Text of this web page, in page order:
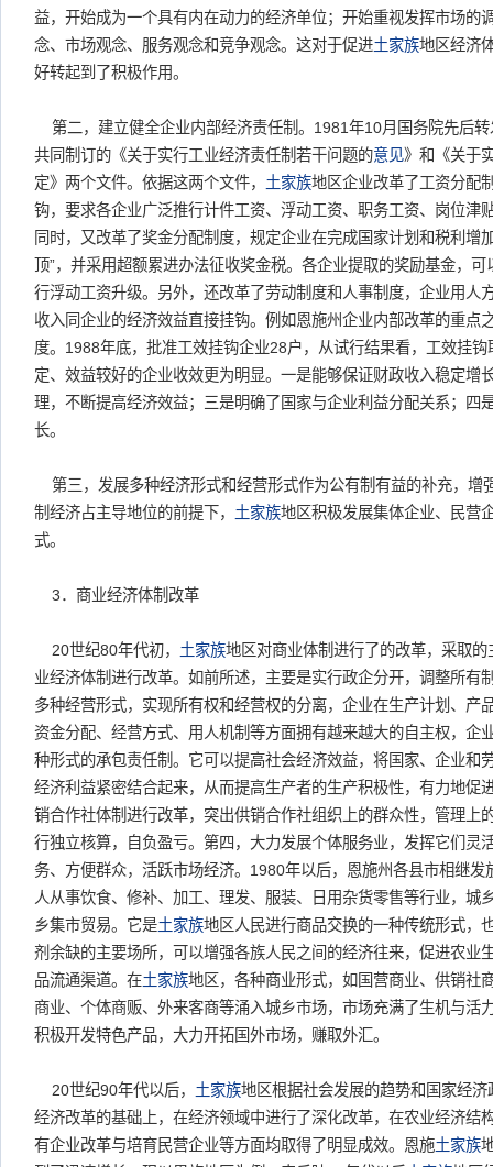
益，开始成为一个具有内在动力的经济单位；开始重视发挥市场的
念、市场观念、服务观念和竞争观念。这对于促进土家族地区经济
好转起到了积极作用。
第二，建立健全企业内部经济责任制。1981年10月国务院先后
共同制订的《关于实行工业经济责任制若干问题的意见》和《关于
定》两个文件。依据这两个文件， 土家族地区企业改革了工资分配
钩，要求各企业广泛推行计件工资、浮动工资、职务工资、岗位津
同时，又改革了奖金分配制度，规定企业在完成国家计划和税利增
顶”，并采用超额累进办法征收奖金税。各企业提取的奖励基金，
行浮动工资升级。另外，还改革了劳动制度和人事制度，企业用人
收入同企业的经济效益直接挂钩。例如恩施州企业内部改革的重点
度。1988年底，批准工效挂钩企业28户，从试行结果看，工效挂
定、效益较好的企业收效更为明显。一是能够保证财政收入稳定增
理，不断提高经济效益；三是明确了国家与企业利益分配关系；四
长。
第三，发展多种经济形式和经营形式作为公有制有益的补充，增
制经济占主导地位的前提下， 土家族地区积极发展集体企业、民营
式。
3．商业经济体制改革
20世纪80年代初， 土家族地区对商业体制进行了的改革，采取
业经济体制进行改革。如前所述，主要是实行政企分开，调整所有
多种经营形式，实现所有权和经营权的分离，企业在生产计划、产
资金分配、经营方式、用人机制等方面拥有越来越大的自主权，企
种形式的承包责任制。它可以提高社会经济效益，将国家、企业和
经济利益紧密结合起来，从而提高生产者的生产积极性，有力地促
销合作社体制进行改革，突出供销合作社组织上的群众性，管理上
行独立核算，自负盈亏。第四，大力发展个体服务业，发挥它们灵
务、方便群众，活跃市场经济。1980年以后，恩施州各县市相继发
人从事饮食、修补、加工、理发、服装、日用杂货零售等行业，城
乡集市贸易。它是土家族地区人民进行商品交换的一种传统形式，
剂余缺的主要场所，可以增强各族人民之间的经济往来，促进农业
品流通渠道。在土家族地区，各种商业形式，如国营商业、供销社
商业、个体商贩、外来客商等涌入城乡市场，市场充满了生机与活
积极开发特色产品，大力开拓国外市场，赚取外汇。
20世纪90年代以后， 土家族地区根据社会发展的趋势和国家经
经济改革的基础上，在经济领域中进行了深化改革，在农业经济结
有企业改革与培育民营企业等方面均取得了明显成效。恩施土家族